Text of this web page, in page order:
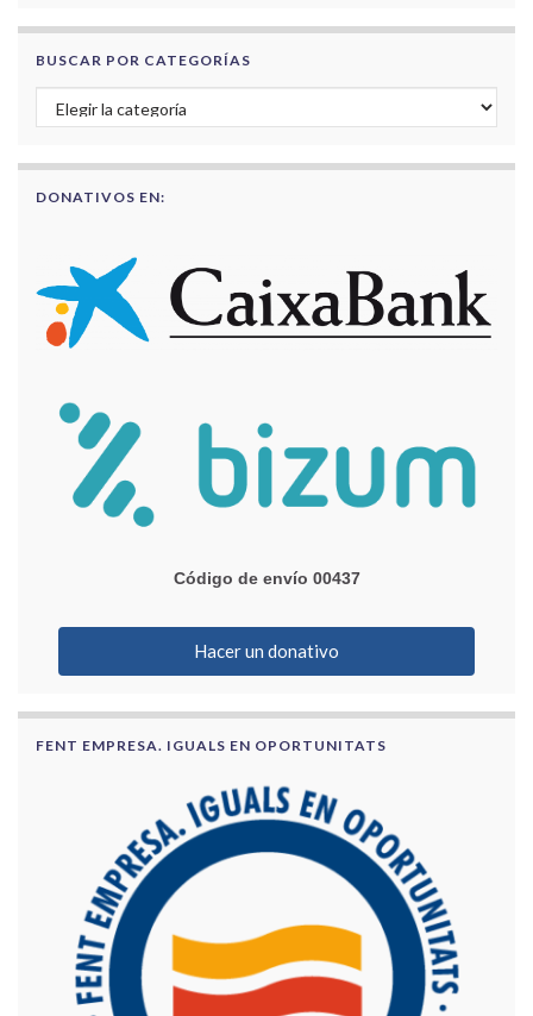
BUSCAR POR CATEGORÍAS
Buscar por categorías
DONATIVOS EN:
Código de envío 00437
Hacer un donativo
FENT EMPRESA. IGUALS EN OPORTUNITATS